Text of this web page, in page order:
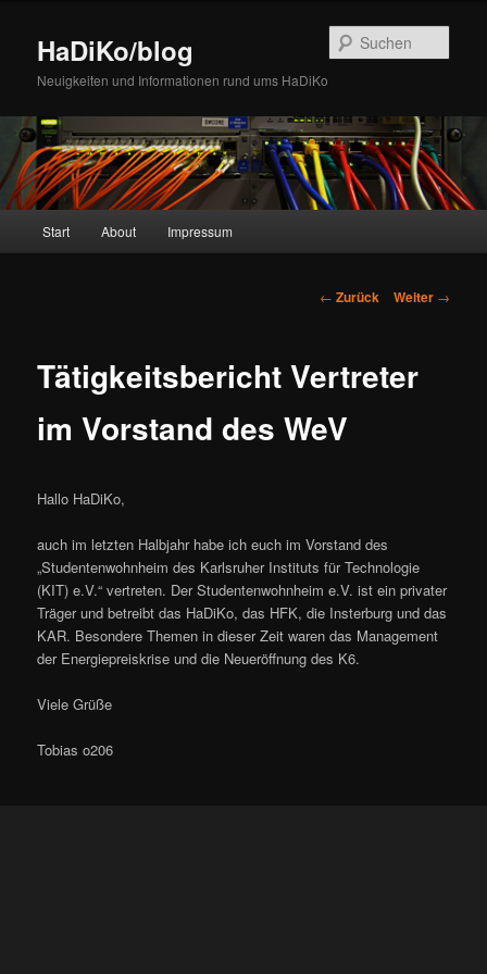
wechselnHaDiKo/blog
Neuigkeiten und Informationen rund ums HaDiKo
Start About Impressum
Beitrags-
← Zurück Weiter →
Tätigkeitsbericht Vertreter
im Vorstand des WeV
Hallo HaDiKo,
auch im letzten Halbjahr habe ich euch im Vorstand des
„Studentenwohnheim des Karlsruher Instituts für Technologie
(KIT) e.V.“ vertreten. Der Studentenwohnheim e.V. ist ein privater
Träger und betreibt das HaDiKo, das HFK, die Insterburg und das
KAR. Besondere Themen in dieser Zeit waren das Management
der Energiepreiskrise und die Neueröffnung des K6.
Viele Grüße
Tobias o206